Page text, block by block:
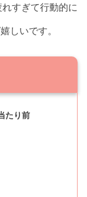
すぎて行動的に
しいです。
たり前